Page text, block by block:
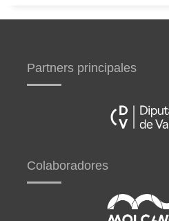
Partners principales
Colaboradores